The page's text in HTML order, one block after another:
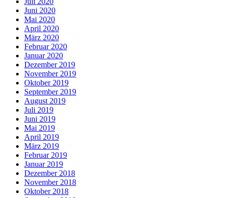
Juni 2020
Mai 2020
April 2020
März 2020
Februar 2020
Januar 2020
Dezember 2019
November 2019
Oktober 2019
September 2019
August 2019
Juli 2019
Juni 2019
Mai 2019
April 2019
März 2019
Februar 2019
Januar 2019
Dezember 2018
November 2018
Oktober 2018